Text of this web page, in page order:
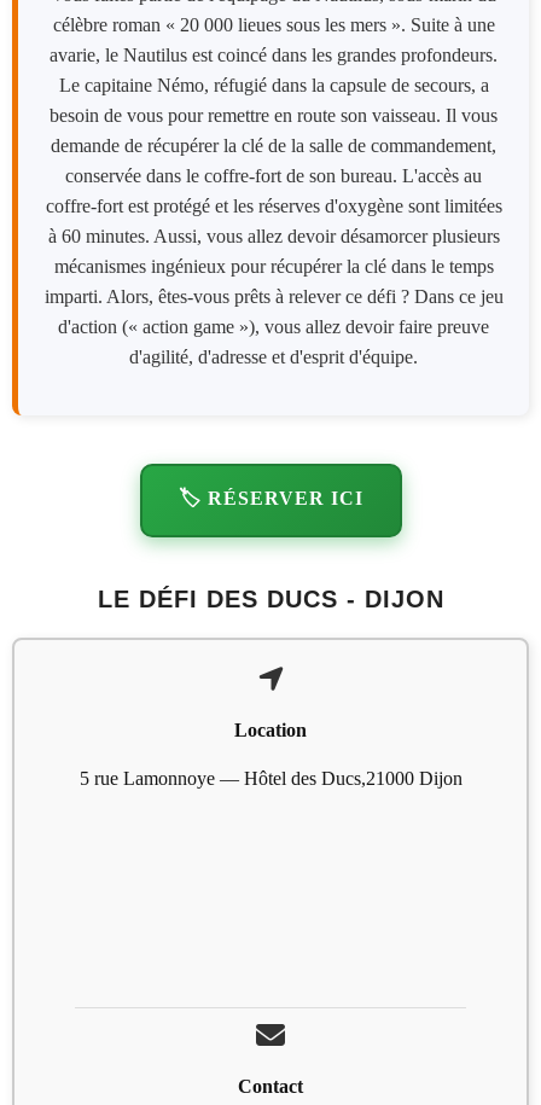
célèbre roman « 20 000 lieues sous les mers ». Suite à une
avarie, le Nautilus est coincé dans les grandes profondeurs.
Le capitaine Némo, réfugié dans la capsule de secours, a
besoin de vous pour remettre en route son vaisseau. Il vous
demande de récupérer la clé de la salle de commandement,
conservée dans le coffre-fort de son bureau. L'accès au
coffre-fort est protégé et les réserves d'oxygène sont limitées
à 60 minutes. Aussi, vous allez devoir désamorcer plusieurs
mécanismes ingénieux pour récupérer la clé dans le temps
imparti. Alors, êtes-vous prêts à relever ce défi ? Dans ce jeu
d'action (« action game »), vous allez devoir faire preuve
d'agilité, d'adresse et d'esprit d'équipe.
🏷️ RÉSERVER ICI
LE DÉFI DES DUCS - DIJON
Location
5 rue Lamonnoye — Hôtel des Ducs,21000 Dijon
Contact